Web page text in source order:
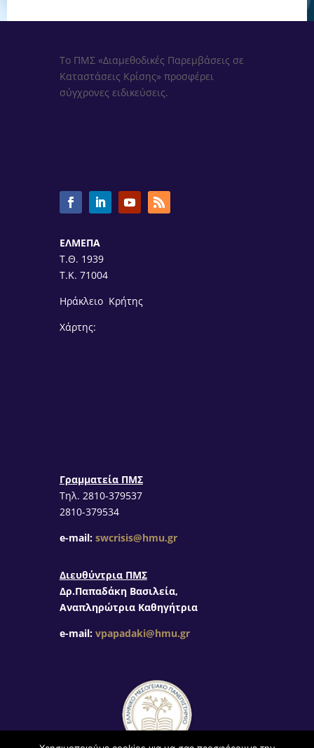
Το ΠΜΣ «Διαμεθοδικές Παρεμβάσεις σε
Καταστάσεις Κρίσης» προσφέρει
σύγχρονες ειδικεύσεις.
ΕΛΜΕΠΑ
Τ.Θ. 1939
Τ.Κ. 71004
Ηράκλειο Κρήτης
Χάρτης:
Γραμματεία ΠΜΣ
Τηλ. 2810-379537
2810-379534
e-mail: swcrisis@hmu.gr
Διευθύντρια ΠΜΣ
Δρ.Παπαδάκη Βασιλεία,
Αναπληρώτρια Καθηγήτρια
e-mail: vpapadaki@hmu.gr